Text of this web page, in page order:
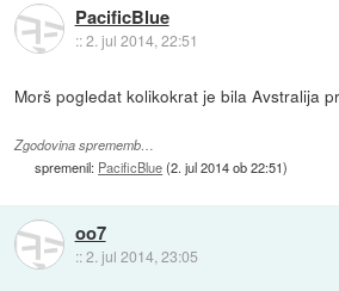
PacificBlue
::2. jul 2014, 22:51
Morš pogledat kolikokrat je bila Avstralija
Zgodovina sprememb…
spremenil: PacificBlue(2. jul 2014 ob 22:51)
oo7
::2. jul 2014, 23:05